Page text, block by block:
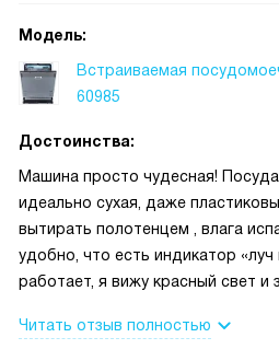
Модель:
Встраиваемая
60985
Достоинства:
Машина просто чудесная!
идеально сухая, даже
вытирать полотенцем , влага
удобно, что есть индикатор
работает, я вижу красный свет и
очень приятная для скрытой
Читать отзыв полностью